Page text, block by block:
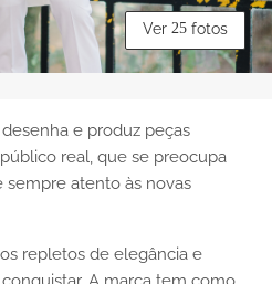
Ver 25 fotos
desenha e produz peças
real, que se preocupa
atento às novas
repletos de elegância e